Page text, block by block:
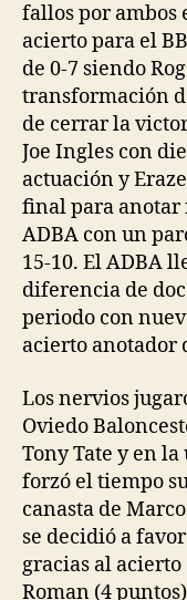
fallos por ambos
acierto para el
de 0-7 siendo
transformación
de cerrar la
Joe Ingles con
actuación y
final para anotar
ADBA con un
15-10. El ADBA
diferencia de
periodo con
acierto anotador
Los nervios
Oviedo
Tony Tate y en
forzó el tiempo
canasta de
se decidió a
gracias al acierto
Roman (4